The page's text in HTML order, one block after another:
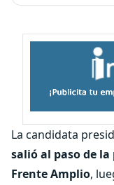
La candidata
salió al paso de
Frente Amplio,